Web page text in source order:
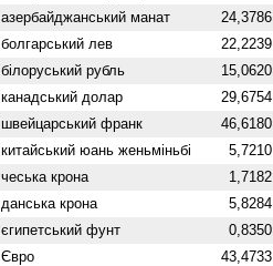
азербайджанський манат 24,3786
болгарський лев 22,2239
білоруський рубль 15,0620
канадський долар 29,6754
швейцарський франк 46,6180
китайський юань женьмiньбi 5,7210
чеська крона 1,7182
данська крона 5,8284
єгипетський фунт 0,8350
Євро 43,4733